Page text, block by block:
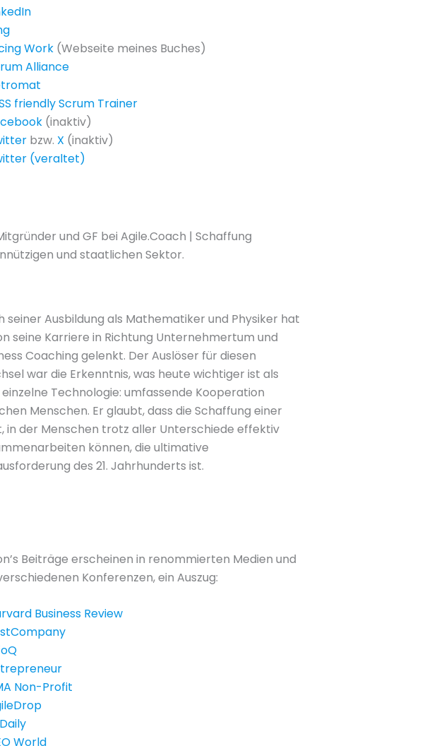
Work (Webseite meines Buches)
Alliance
friendly Scrum Trainer
(inaktiv)
bzw. X (inaktiv)
(veraltet)
und GF bei Agile.Coach | Schaffung
und staatlichen Sektor.
seiner Ausbildung als Mathematiker und Physiker hat
seine Karriere in Richtung Unternehmertum und
Coaching gelenkt. Der Auslöser für diesen
war die Erkenntnis, was heute wichtiger ist als
Technologie: umfassende Kooperation
Menschen. Er glaubt, dass die Schaffung einer
in der Menschen trotz aller Unterschiede effektiv
können, die ultimative
des 21. Jahrhunderts ist.
Beiträge erscheinen in renommierten Medien und
Konferenzen, ein Auszug:
Business Review
Non-Profit
World